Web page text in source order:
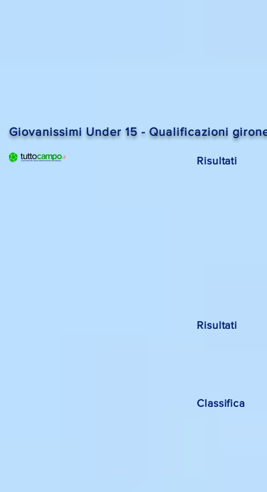
Giovanissimi Under 15 - Qualificazioni
Risultati
Risultati
Classifica